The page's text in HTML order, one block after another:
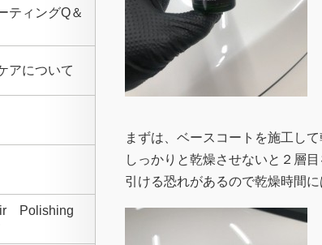
ティングQ＆
アについて
Polishing
まずは、ベースコートを施工して
しっかりと乾燥させないと２層
引ける恐れがあるので乾燥時間に